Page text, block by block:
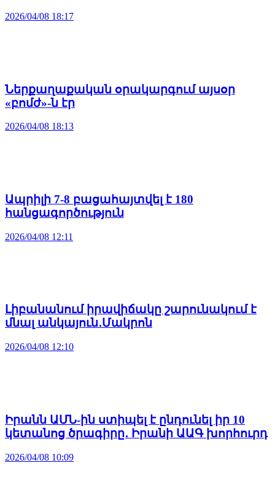
2026/04/08 18:17
Ներքաղաքական օրակարգում այսօր
«բոմժ»-ն էր
2026/04/08 18:13
Ապրիլի 7-8 բացահայտվել է 180
հանցագործություն
2026/04/08 12:11
Լիբանանում իրավիճակը շարունակում է
մնալ անկայուն․Մակրոն
2026/04/08 12:10
Իրանն ԱՄՆ-ին ստիպել է ընդունել իր 10
կետանոց ծրագիրը․ Իրանի ԱԱԳ խորհուրդ
2026/04/08 10:09